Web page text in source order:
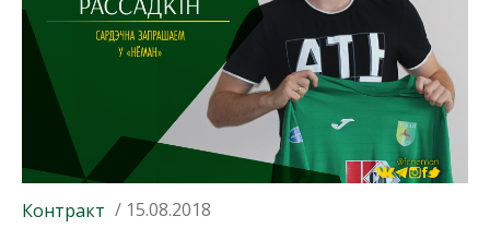
Контракт / 15.08.2018